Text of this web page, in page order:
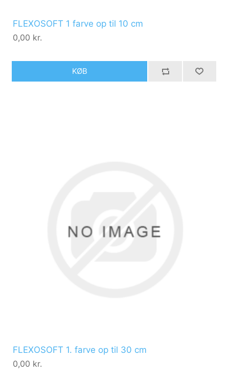
FLEXOSOFT 1 farve op til 10 cm
0,00 kr.
KØB
FLEXOSOFT 1. farve op til 30 cm
0,00 kr.